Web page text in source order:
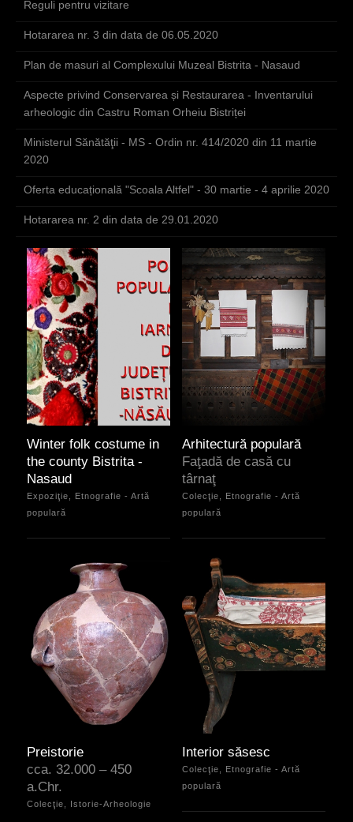
Reguli pentru vizitare
Hotararea nr. 3 din data de 06.05.2020
Plan de masuri al Complexului Muzeal Bistrita - Nasaud
Aspecte privind Conservarea și Restaurarea - Inventarului
arheologic din Castru Roman Orheiu Bistriței
Ministerul Sănătăţii - MS - Ordin nr. 414/2020 din 11 martie
2020
Oferta educațională "Scoala Altfel" - 30 martie - 4 aprilie 2020
Hotararea nr. 2 din data de 29.01.2020
Winter folk costume in
the county Bistrita -
Nasaud
Expoziţie, Etnografie - Artă
populară
Arhitectură populară
Faţadă de casă cu
târnaţ
Colecţie, Etnografie - Artă
populară
Preistorie
cca. 32.000 – 450
a.Chr.
Colecţie, Istorie-Arheologie
Interior săsesc
Colecţie, Etnografie - Artă
populară